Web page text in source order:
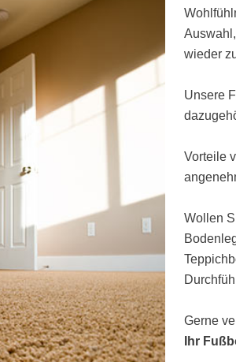
wieder
Unsere
Vorteile
Wollen
Gerne
Ihr